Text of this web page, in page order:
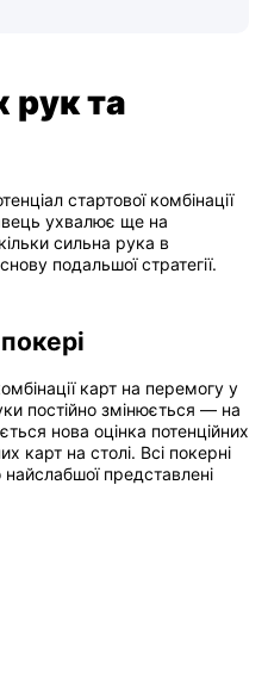
рук та
стартової комбінації
ухвалює ще на
сильна рука в
подальшої стратегії.
карт на перемогу у
постійно змінюється — на
нова оцінка потенційних
карт на столі. Всі покерні
найслабшої представлені